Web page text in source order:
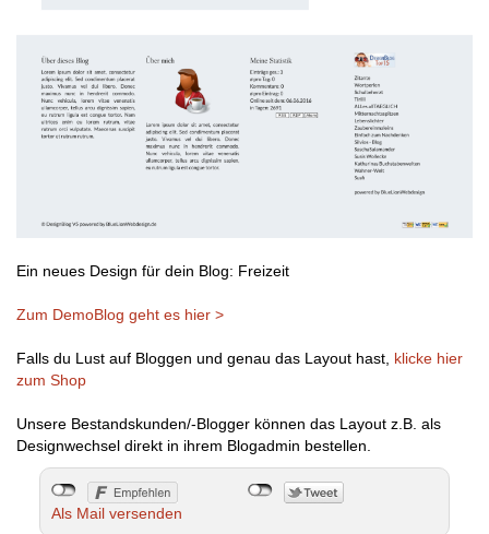
Ein neues Design für dein Blog: Freizeit
Zum DemoBlog geht es hier >
Falls du Lust auf Bloggen und genau das Layout hast, klicke hier
zum Shop
Unsere Bestandskunden/-Blogger können das Layout z.B. als
Designwechsel direkt in ihrem Blogadmin bestellen.
Als Mail versenden